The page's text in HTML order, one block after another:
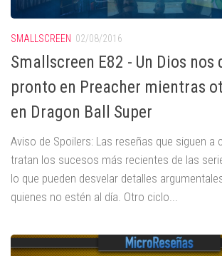
SMALLSCREEN 02/08/2016
Smallscreen E82 - Un Dios nos
pronto en Preacher mientras
en Dragon Ball Super
Aviso de Spoilers: Las reseñas que siguen a
tratan los sucesos más recientes de las
lo que pueden desvelar detalles
quienes no estén al día. Otro ciclo...